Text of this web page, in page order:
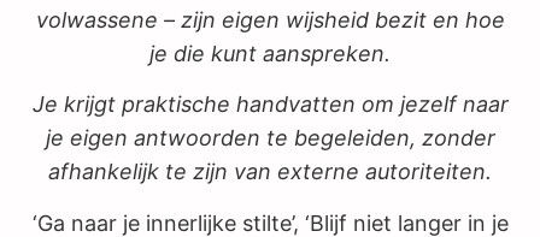
volwassene – zijn eigen wijsheid bezit en hoe
je die kunt aanspreken.
Je krijgt praktische handvatten om jezelf naar
je eigen antwoorden te begeleiden, zonder
afhankelijk te zijn van externe autoriteiten.
‘Ga naar je innerlijke stilte’, ‘Blijf niet langer in je